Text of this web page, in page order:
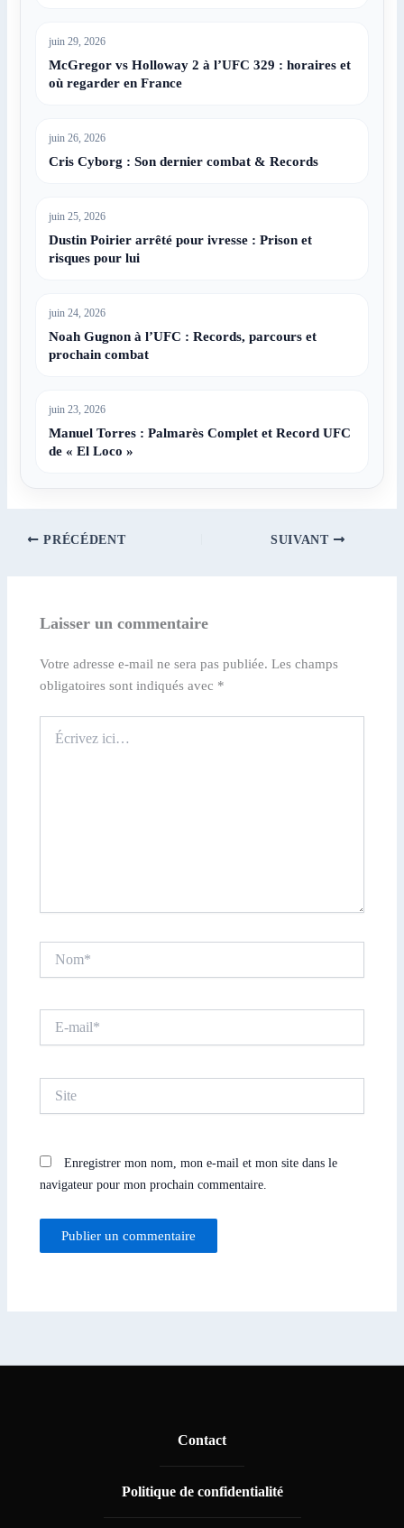
juin 29, 2026
McGregor vs Holloway 2 à l’UFC 329 : horaires et
où regarder en France
juin 26, 2026
Cris Cyborg : Son dernier combat & Records
juin 25, 2026
Dustin Poirier arrêté pour ivresse : Prison et
risques pour lui
juin 24, 2026
Noah Gugnon à l’UFC : Records, parcours et
prochain combat
juin 23, 2026
Manuel Torres : Palmarès Complet et Record UFC
de « El Loco »
PRÉCÉDENT SUIVANT
Laisser un commentaire
Votre adresse e-mail ne sera pas publiée. Les champs
obligatoires sont indiqués avec *
ici…
mail*
Enregistrer mon nom, mon e-mail et mon site dans le
navigateur pour mon prochain commentaire.
Contact
Politique de confidentialité